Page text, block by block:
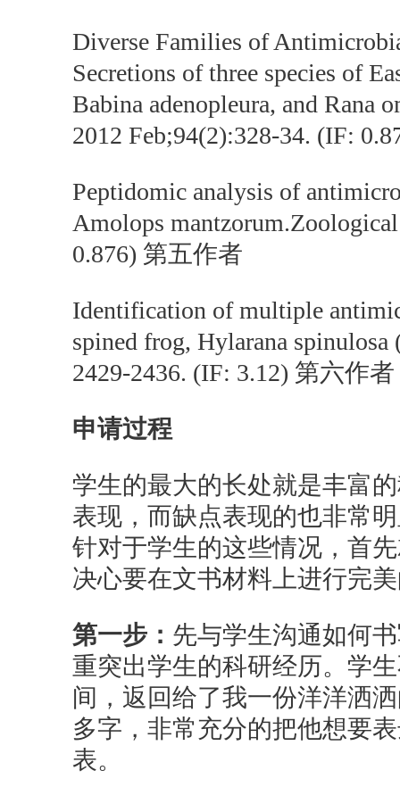
Diverse Families of
Secretions of three species of
Babina adenopleura, and Rana
2012 Feb;94(2):328-34. (IF:
Peptidomic analysis of
Amolops
0.876) 第五作者
Identification of multiple
spined frog, Hylarana
2429-2436. (IF: 3.12) 第六作者
申请过程
学生的最大的长处就是丰富
表现，而缺点表现的也非常
针对于学生的这些情况，首
决心要在文书材料上进行完
第一步： 先与学生沟通如何
重突出学生的科研经历。学
间，返回给了我一份洋洋洒
多字，非常充分的把他想要
表。